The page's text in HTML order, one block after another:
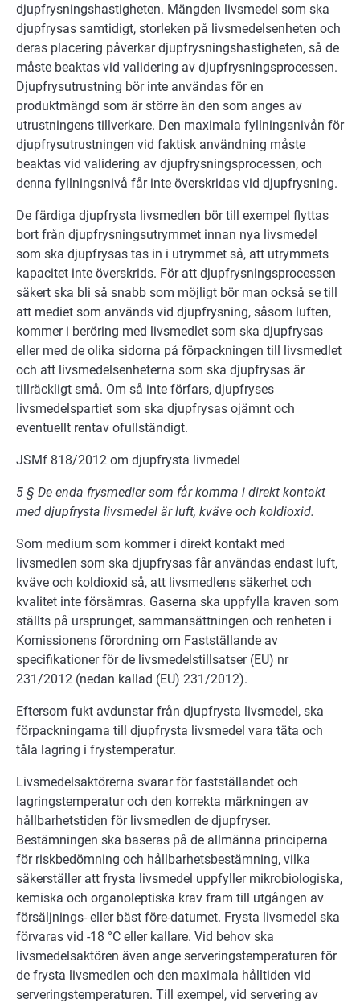
djupfrysningshastigheten. Mängden livsmedel som ska
djupfrysas samtidigt, storleken på livsmedelsenheten och
deras placering påverkar djupfrysningshastigheten, så de
måste beaktas vid validering av djupfrysningsprocessen.
Djupfrysutrustning bör inte användas för en
produktmängd som är större än den som anges av
utrustningens tillverkare. Den maximala fyllningsnivån för
djupfrysutrustningen vid faktisk användning måste
beaktas vid validering av djupfrysningsprocessen, och
denna fyllningsnivå får inte överskridas vid djupfrysning.
De färdiga djupfrysta livsmedlen bör till exempel flyttas
bort från djupfrysningsutrymmet innan nya livsmedel
som ska djupfrysas tas in i utrymmet så, att utrymmets
kapacitet inte överskrids. För att djupfrysningsprocessen
säkert ska bli så snabb som möjligt bör man också se till
att mediet som används vid djupfrysning, såsom luften,
kommer i beröring med livsmedlet som ska djupfrysas
eller med de olika sidorna på förpackningen till livsmedlet
och att livsmedelsenheterna som ska djupfrysas är
tillräckligt små. Om så inte förfars, djupfryses
livsmedelspartiet som ska djupfrysas ojämnt och
eventuellt rentav ofullständigt.
JSMf 818/2012 om djupfrysta livmedel
5 § De enda frysmedier som får komma i direkt kontakt
med djupfrysta livsmedel är luft, kväve och koldioxid.
Som medium som kommer i direkt kontakt med
livsmedlen som ska djupfrysas får användas endast luft,
kväve och koldioxid så, att livsmedlens säkerhet och
kvalitet inte försämras. Gaserna ska uppfylla kraven som
ställts på ursprunget, sammansättningen och renheten i
Komissionens förordning om Fastställande av
specifikationer för de livsmedelstillsatser (EU) nr
231/2012 (nedan kallad (EU) 231/2012).
Eftersom fukt avdunstar från djupfrysta livsmedel, ska
förpackningarna till djupfrysta livsmedel vara täta och
tåla lagring i frystemperatur.
Livsmedelsaktörerna svarar för fastställandet och
lagringstemperatur och den korrekta märkningen av
hållbarhetstiden för livsmedlen de djupfryser.
Bestämningen ska baseras på de allmänna principerna
för riskbedömning och hållbarhetsbestämning, vilka
säkerställer att frysta livsmedel uppfyller mikrobiologiska,
kemiska och organoleptiska krav fram till utgången av
försäljnings- eller bäst före-datumet. Frysta livsmedel ska
förvaras vid -18 °C eller kallare. Vid behov ska
livsmedelsaktören även ange serveringstemperaturen för
de frysta livsmedlen och den maximala hålltiden vid
serveringstemperaturen. Till exempel, vid servering av